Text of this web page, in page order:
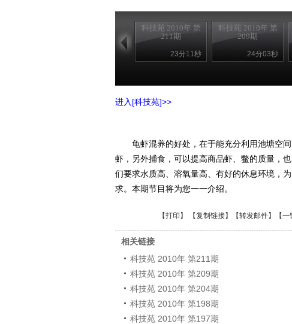
科技苑 2010年 第
211期
23分11秒
科技苑 2010年 第
209期
24分03秒
进入[科技苑]>>
龟虾混养的好处，在于能充分利用池塘空间
虾，另外捕食，可以提高商品虾、鳖的质量，
们要求水质高、溶氧量高、有好的休息环境，
求。本期节目将为您一一介绍。
【打印 】 【复制链接】【转发邮件】 【
相关链接
科技苑 2010年 第211期
科技苑 2010年 第209期
科技苑 2010年 第204期
科技苑 2010年 第198期
科技苑 2010年 第197期